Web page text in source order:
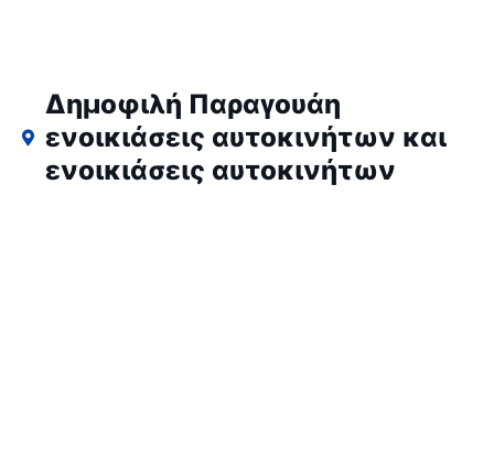
Δημοφιλή Παραγουάη
ενοικιάσεις αυτοκινήτων και
ενοικιάσεις αυτοκινήτων